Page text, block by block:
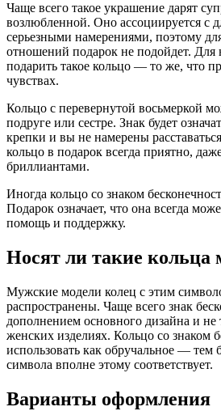
Чаще всего такое украшение дарят
возлюбленной. Оно ассоциируется с
серьезными намерениями, поэтому
отношений подарок не подойдет. Для
подарить такое кольцо — то же, что
чувствах.
Кольцо с перевернутой восьмеркой
подруге или сестре. Знак будет
крепки и вы не намерены
кольцо в подарок всегда приятно,
бриллиантами.
Иногда кольцо со знаком
Подарок означает, что она всегда
помощь и поддержку.
Носят ли такие
Мужские модели колец с этим
распространены. Чаще всего знак
дополнением основного дизайна и не
женских изделиях. Кольцо со знаком
использовать как обручальное — тем
символа вполне этому соответствует.
Варианты оформления